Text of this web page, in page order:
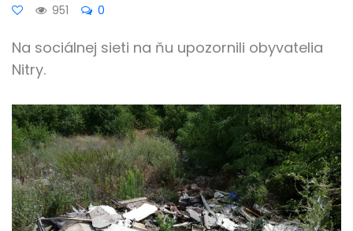
951
0
Na sociálnej sieti na ňu upozornili obyvatelia
Nitry.